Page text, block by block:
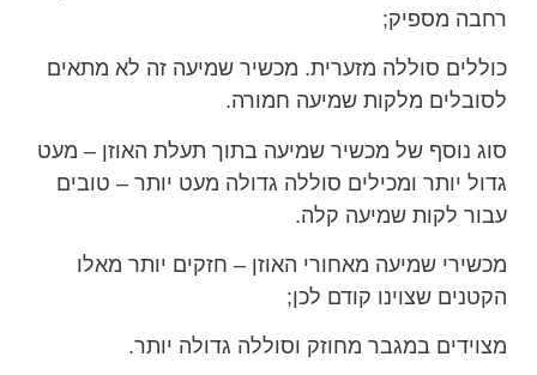
רחבה מספיק;
כוללים סוללה מזערית. מכשיר שמיעה זה לא מתאים
לסובלים מלקות שמיעה חמורה.
סוג נוסף של מכשיר שמיעה בתוך תעלת האוזן – מעט
גדול יותר ומכילים סוללה גדולה מעט יותר – טובים
עבור לקות שמיעה קלה.
מכשירי שמיעה מאחורי האוזן – חזקים יותר מאלו
הקטנים שצוינו קודם לכן;
מצוידים במגבר מחוזק וסוללה גדולה יותר.